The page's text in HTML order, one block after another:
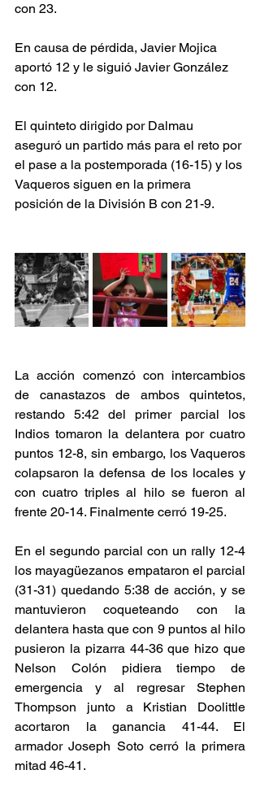
con 23.
En causa de pérdida, Javier Mojica
aportó 12 y le siguió Javier González
con 12.
El quinteto dirigido por Dalmau
aseguró un partido más para el reto por
el pase a la postemporada (16-15) y los
Vaqueros siguen en la primera
posición de la División B con 21-9.
La acción comenzó con intercambios
de canastazos de ambos quintetos,
restando 5:42 del primer parcial los
Indios tomaron la delantera por cuatro
puntos 12-8, sin embargo, los Vaqueros
colapsaron la defensa de los locales y
con cuatro triples al hilo se fueron al
frente 20-14. Finalmente cerró 19-25.
En el segundo parcial con un rally 12-4
los mayagüezanos empataron el parcial
(31-31) quedando 5:38 de acción, y se
mantuvieron coqueteando con la
delantera hasta que con 9 puntos al hilo
pusieron la pizarra 44-36 que hizo que
Nelson Colón pidiera tiempo de
emergencia y al regresar Stephen
Thompson junto a Kristian Doolittle
acortaron la ganancia 41-44. El
armador Joseph Soto cerró la primera
mitad 46-41.